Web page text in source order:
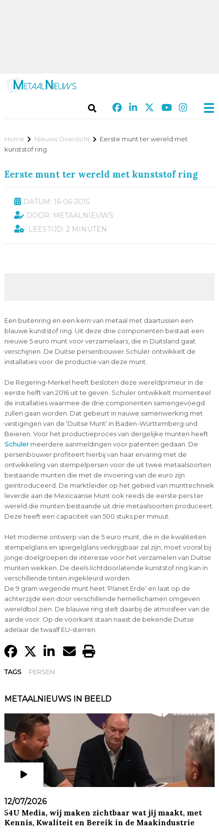
Home Nieuws Overzicht
Eerste munt ter wereld met
kunststof ring
Eerste munt ter wereld met kunststof ring
DATUM: 16-06-2015
DOOR: METAALNIEUWS
LEESTIJD: 2 MINUTEN
Een buitenring en een kern van metaal met daartussen een
blauwe kunststof ring. Uit deze drie componenten bestaat een
nieuwe 5 euro munt voor verzamelaars, die in Duitsland gaat
verschijnen. De Duitse persenbouwer Schuler ontwikkelt de
installaties voor de productie van deze munt.
De Regering-Merkel heeft besloten deze wereldprimeur in de
eerste helft van 2016 uit te geven. Schuler ontwikkelt momenteel
de installaties waarmee de drie componenten samengevoegd
zullen gaan worden. Dat gebeurt in nauwe samenwerking met
vestigingen van de ‘Duitse Munt‘ in Baden-Württemberg und
Beieren. Voor het productieproces van dergelijke munten heeft
Schuler meerdere aanmeldingen voor patenten gedaan. De
persenbouwer profiteert hierbij van haar ervaring met de
ontwikkeling van stempelpersen voor de uit twee metaalsoorten
bestaande munten die met de invoering van de euro zijn
geïntroduceerd. De marktleider op het gebied van munttechniek
leverde aan de Mexicaanse Munt ook reeds de eerste pers ter
wereld die munten bestaande uit drie metaalsoorten produceert.
Deze heeft een capaciteit van 500 stuks per minuut.
Het moderne ontwerp van de 5 euro munt, die in de kwaliteiten
stempelglans en spiegelglans verkrijgbaar zal zijn, moet vooral bij
jonge doelgroepen de interesse voor het verzamelen van Duitse
munten wekken. De deels lichtdoorlatende kunststof ring kan in
verschillende tinten ingekleurd worden.
De 9 gram wegende munt heet ‘Planet Erde‘ en laat op de
achterzijde een door verschillende hemellichamen omgeven
wereldbol zien. De blauwe ring stelt daarbij de atmosfeer van de
aarde voor. Op de voorkant staan naast de bekende Duitse
adelaar de twaalf EU-sterren.
TAGS PERSEN
METAALNIEUWS IN BEELD
12/07/2026
54U Media, wij maken zichtbaar wat jij maakt, met
Kennis, Kwaliteit en Bereik in de Maakindustrie